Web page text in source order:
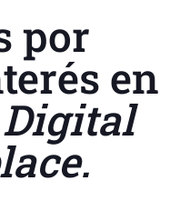
por
en
Digital